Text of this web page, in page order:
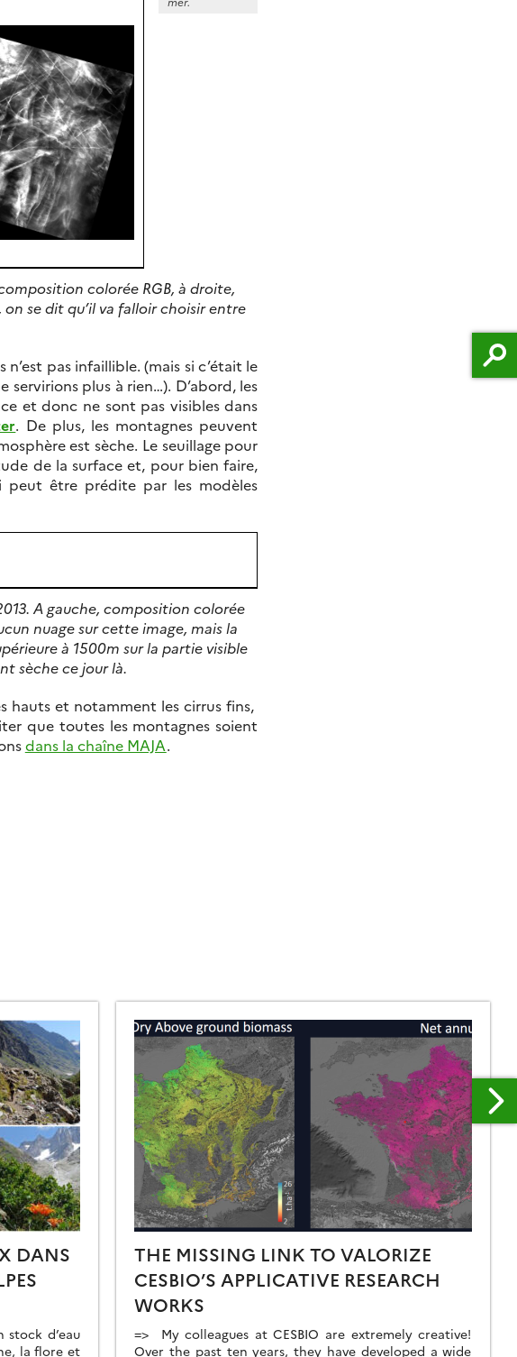
colorée RGB, à droite,
on se dit qu’il va falloir choisir entre
pas infaillible. (mais si c’était le
plus à rien…). D’abord, les
et donc ne sont pas visibles dans
. De plus, les montagnes peuvent
est sèche. Le seuillage pour
de la surface et, pour bien faire,
peut être prédite par les modèles
A gauche, composition colorée
nuage sur cette image, mais la
à 1500m sur la partie visible
sèche ce jour là.
hauts et notamment les cirrus fins,
que toutes les montagnes soient
dans la chaîne MAJA.
DANS
stock d’eau
la flore et
THE MISSING LINK TO VALORIZE
CESBIO’S APPLICATIVE RESEARCH
WORKS
=> My colleagues at CESBIO are extremely creative!
Over the past ten years, they have developed a wide